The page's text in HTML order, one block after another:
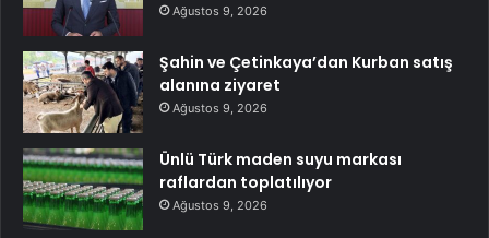
Ağustos 9, 2026
Şahin ve Çetinkaya’dan Kurban satış
alanına ziyaret
Ağustos 9, 2026
Ünlü Türk maden suyu markası
raflardan toplatılıyor
Ağustos 9, 2026